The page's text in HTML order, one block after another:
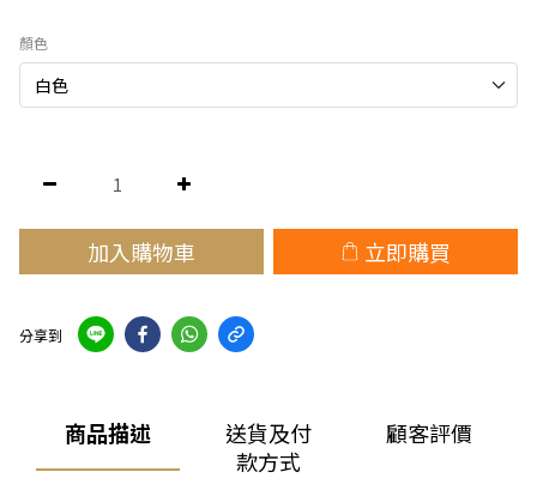
顏色
加入購物車 立即購買
分享到
商品描述
送貨及付
款方式
顧客評價